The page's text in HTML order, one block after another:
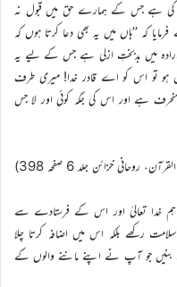
ہے جس کے ہمارے حق میں قبول نہ
کہ ’’ہاں میں یہ بھی دعا کرتا ہوں کہ
میں بدبختِ ازلی ہے جس کے لیے یہ
ہو تو اس کو اے قادر خدا! میری طرف
ہے اور اس کی جگہ کوئی اور لا جس
روحانی خزائن جلد 6 صفحہ 398)
ہم خدا تعالیٰ اور اس کے فرستادے سے
رکھے بلکہ اس میں اضافہ کرتا چلا
جو آپ نے اپنے ماننے والوں کے